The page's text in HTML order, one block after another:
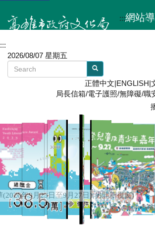
:::網站
:::
2026/08/07 星期五
正體中文|ENGLISH|
局長信箱/電子護照/無障礙/職
2026臺灣國際兒童及青少年嘉年華(2026年9月
開新視窗)